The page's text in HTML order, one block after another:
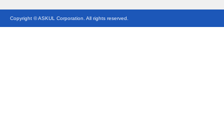
Copyright © ASKUL Corporation. All rights reserved.